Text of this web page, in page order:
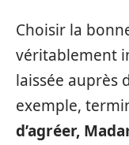
Choisir la
véritablement
laissée auprès
exemple,
d’agréer,